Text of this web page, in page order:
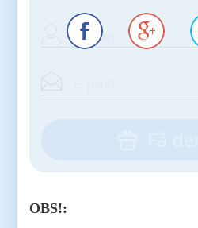
OBS!: